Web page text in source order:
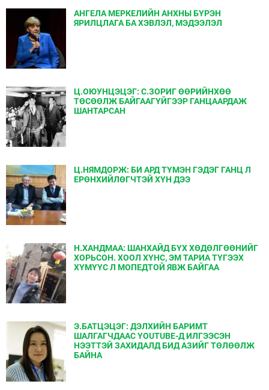
АНГЕЛА МЕРКЕЛИЙН АНХНЫ БҮРЭН
ЯРИЛЦЛАГА БА ХЭВЛЭЛ, МЭДЭЭЛЭЛ
Ц.ОЮУНЦЭЦЭГ: С.ЗОРИГ ӨӨРИЙНХӨӨ
ТӨСӨӨЛЖ БАЙГААГҮЙГЭЭР ГАНЦААРДАЖ
ШАНТАРСАН
Ц.НЯМДОРЖ: БИ АРД ТҮМЭН ГЭДЭГ ГАНЦ Л
ЕРӨНХИЙЛӨГЧТЭЙ ХҮН ДЭЭ
Н.ХАНДМАА: ШАНХАЙД БҮХ ХӨДӨЛГӨӨНИЙГ
ХОРЬСОН. ХООЛ ХҮНС, ЭМ ТАРИА ТҮГЭЭХ
ХҮМҮҮС Л МОПЕДТОЙ ЯВЖ БАЙГАА
Э.БАТЦЭЦЭГ: ДЭЛХИЙН БАРИМТ
ШАЛГАГЧДААС YOUTUBE-Д ИЛГЭЭСЭН
НЭЭТТЭЙ ЗАХИДАЛД БИД АЗИЙГ ТӨЛӨӨЛЖ
БАЙНА